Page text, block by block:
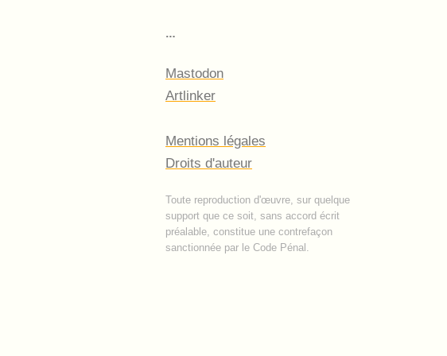
…
Mastodon
Artlinker
Mentions légales
Droits d'auteur
Toute reproduction d'œuvre, sur quelque
support que ce soit, sans accord écrit
préalable, constitue une contrefaçon
sanctionnée par le Code Pénal.